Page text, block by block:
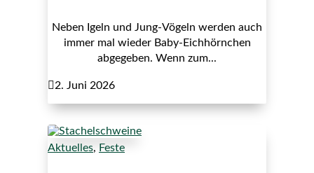
Neben Igeln und Jung-Vögeln werden auch
immer mal wieder Baby-Eichhörnchen
abgegeben. Wenn zum...
2. Juni 2026
Aktuelles, Feste